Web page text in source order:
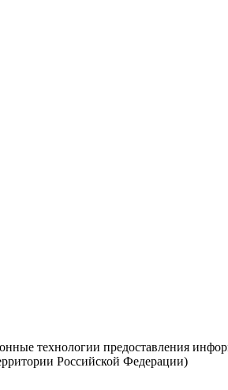
технологии предоставления
Российской Федерации)